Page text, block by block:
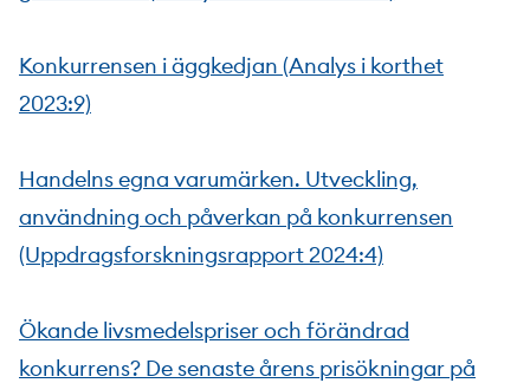
Konkurrensen i äggkedjan (Analys i korthet
2023:9)
Handelns egna varumärken. Utveckling,
användning och påverkan på konkurrensen
(Uppdragsforskningsrapport 2024:4)
Ökande livsmedelspriser och förändrad
konkurrens? De senaste årens prisökningar på